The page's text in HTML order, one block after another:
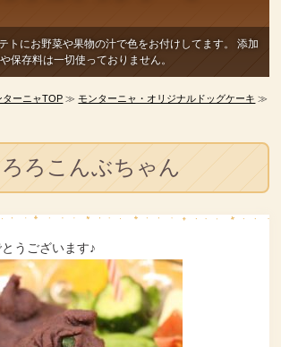
トにお野菜や果物の汁で色をお付けしてます。
添加
保存料は一切使っておりません。
ターニャTOP ≫モンターニャ・オリジナルドッグケーキ ≫
ろろこんぶちゃん
うございます♪